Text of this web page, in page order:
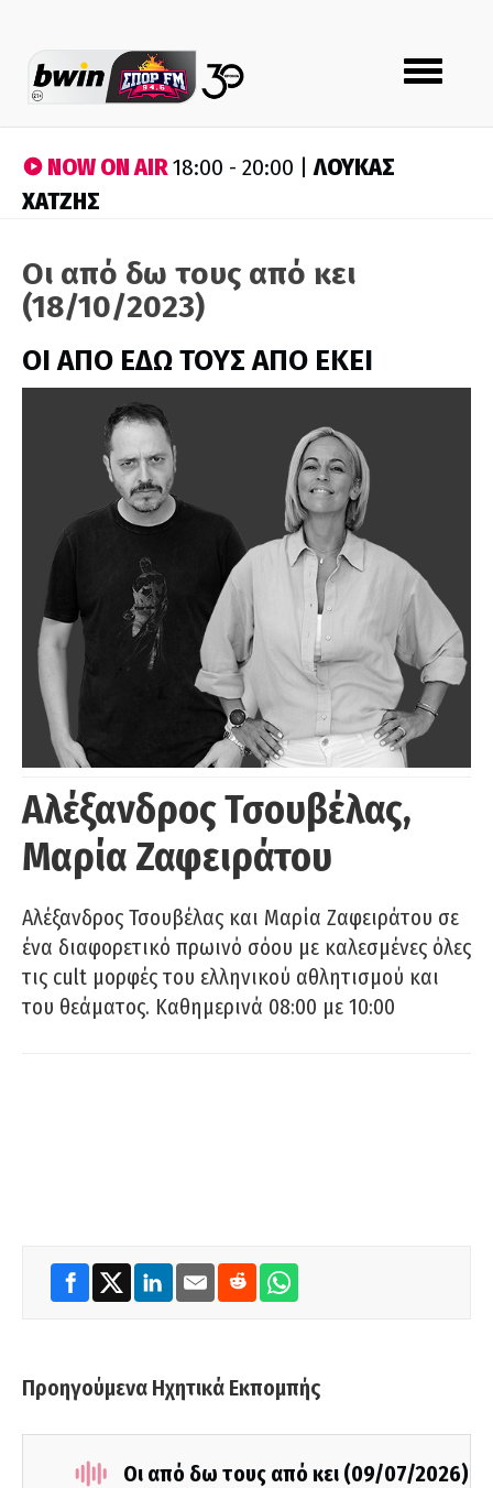
Toggle
navigation
NOW ON AIR18:00 - 20:00 |ΛΟΥΚΑΣ
ΧΑΤΖΗΣ
Οι από δω τους από κει
(18/10/2023)
ΟΙ ΑΠΟ ΕΔΩ ΤΟΥΣ ΑΠΟ ΕΚΕΙ
Αλέξανδρος Τσουβέλας,
Μαρία Ζαφειράτου
Αλέξανδρος Τσουβέλας και Μαρία Ζαφειράτου σε
ένα διαφορετικό πρωινό σόου με καλεσμένες όλες
τις cult μορφές του ελληνικού αθλητισμού και
του θεάματος. Καθημερινά 08:00 με 10:00
Προηγούμενα Ηχητικά Εκπομπής
Οι από δω τους από κει (09/07/2026)